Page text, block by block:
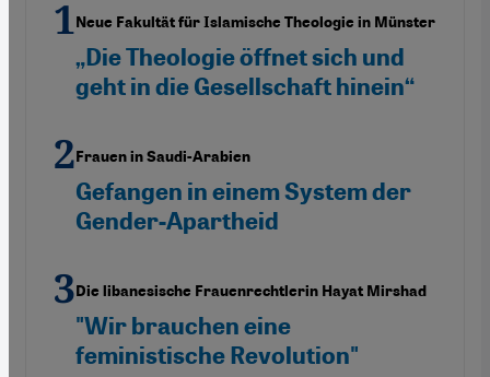
Neue Fakultät für Islamische Theologie in Münster
„Die Theologie öffnet sich und
geht in die Gesellschaft hinein“
Frauen in Saudi-Arabien
Gefangen in einem System der
Gender-Apartheid
Die libanesische Frauenrechtlerin Hayat Mirshad
"Wir brauchen eine
feministische Revolution"